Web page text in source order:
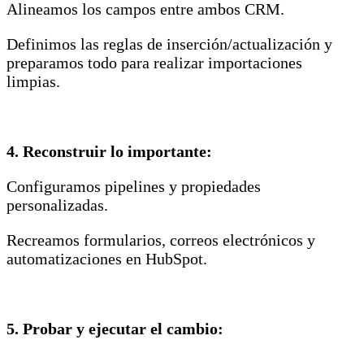
Alineamos los campos entre ambos CRM.
Definimos las reglas de inserción/actualización y
preparamos todo para realizar importaciones
limpias.
4. Reconstruir lo importante:
Configuramos pipelines y propiedades
personalizadas.
Recreamos formularios, correos electrónicos y
automatizaciones en HubSpot.
5. Probar y ejecutar el cambio: